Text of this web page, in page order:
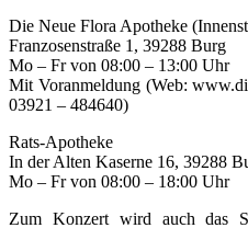
Die Neue Flora Apotheke
Franzosenstraße 1, 39288 Burg
Mo – Fr von 08:00 – 13:00 Uhr
Mit Voranmeldung (Web:
03921 – 484640)
Rats-Apotheke
In der Alten Kaserne 16, 39288
Mo – Fr von 08:00 – 18:00 Uhr
Zum Konzert wird auch das